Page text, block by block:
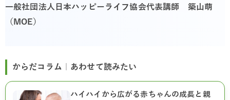
一般社団法人日本ハッピーライフ協会代表講師 築山萌
（MOE）
からだコラム｜あわせて読みたい
ハイハイから広がる赤ちゃんの成長と親